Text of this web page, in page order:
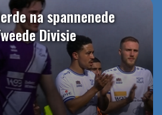
na spannenede
Divisie